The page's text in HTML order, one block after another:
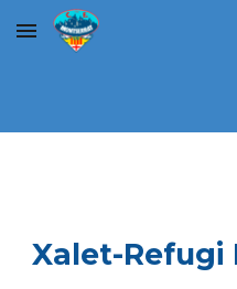
Skip to main content
Xalet-Refugi